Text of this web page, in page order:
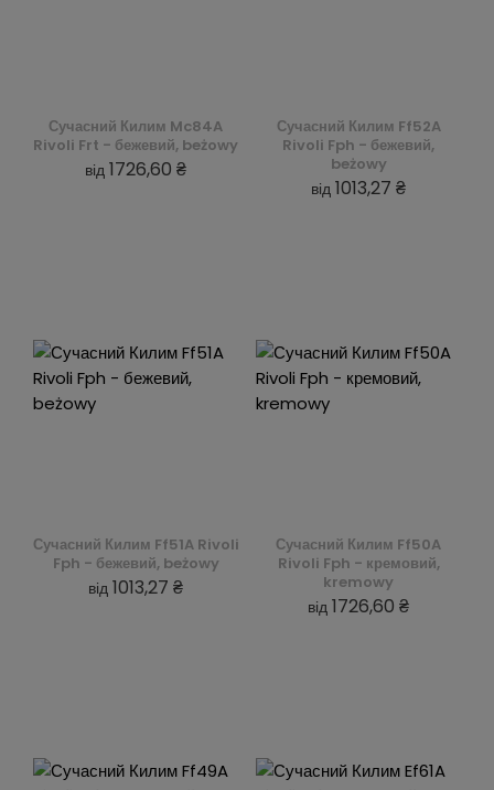
Сучасний Килим Mc84A
Rivoli Frt - бежевий, beżowy
від 1726,60 ₴
Сучасний Килим Ff52A
Rivoli Fph - бежевий,
beżowy
від 1013,27 ₴
Сучасний Килим Ff51A Rivoli
Fph - бежевий, beżowy
від 1013,27 ₴
Сучасний Килим Ff50A
Rivoli Fph - кремовий,
kremowy
від 1726,60 ₴